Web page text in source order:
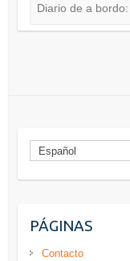
Diario de a
Español
PÁGINAS
Contacto